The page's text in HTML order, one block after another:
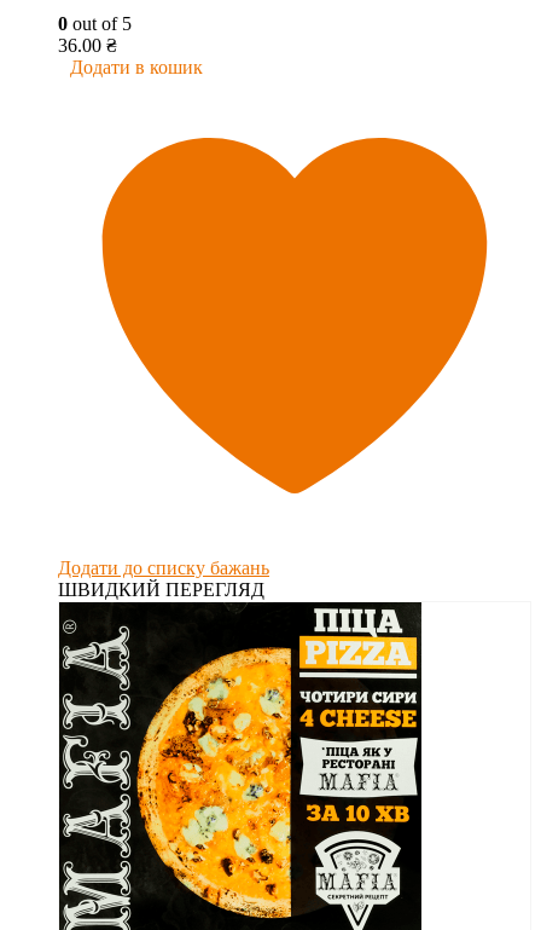
0 out of 5
36.00 ₴
Додати в кошик
Додати до списку бажань
ШВИДКИЙ ПЕРЕГЛЯД